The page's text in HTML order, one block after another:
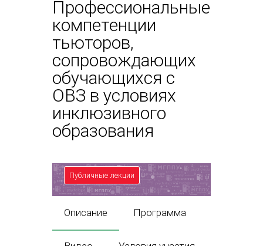
Профессиональные
компетенции
тьюторов,
сопровождающих
обучающихся с
ОВЗ в условиях
инклюзивного
образования
Публичные лекции
Описание Программа